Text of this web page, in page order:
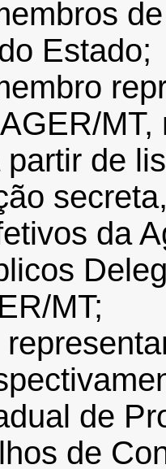
Estado;
de
da
MT;
de
de